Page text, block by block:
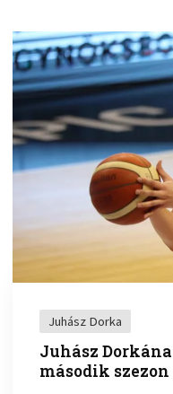
Juhász Dorka
Juhász
második